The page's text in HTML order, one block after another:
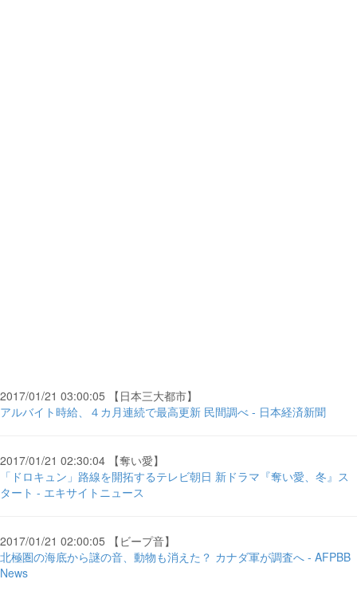
2017/01/21 03:00:05 【日本三大都市】
アルバイト時給、４カ月連続で最高更新 民間調べ - 日本経済新聞
2017/01/21 02:30:04 【奪い愛】
「ドロキュン」路線を開拓するテレビ朝日 新ドラマ『奪い愛、冬』ス
タート - エキサイトニュース
2017/01/21 02:00:05 【ビープ音】
北極圏の海底から謎の音、動物も消えた？ カナダ軍が調査へ - AFPBB
News